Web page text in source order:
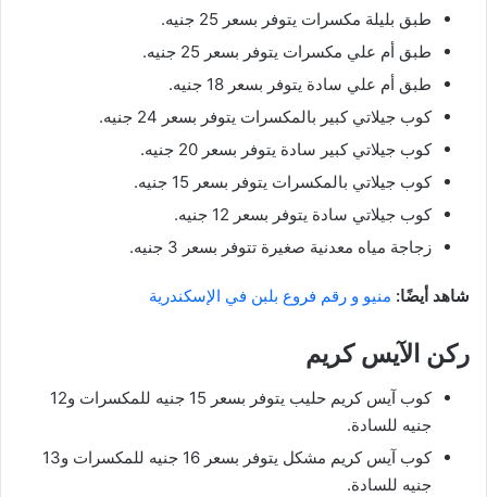
طبق بليلة مكسرات يتوفر بسعر 25 جنيه.
طبق أم علي مكسرات يتوفر بسعر 25 جنيه.
طبق أم علي سادة يتوفر بسعر 18 جنيه.
كوب جيلاتي كبير بالمكسرات يتوفر بسعر 24 جنيه.
كوب جيلاتي كبير سادة يتوفر بسعر 20 جنيه.
كوب جيلاتي بالمكسرات يتوفر بسعر 15 جنيه.
كوب جيلاتي سادة يتوفر بسعر 12 جنيه.
زجاجة مياه معدنية صغيرة تتوفر بسعر 3 جنيه.
شاهد أيضًا: منيو و رقم فروع بلبن في الإسكندرية
ركن الآيس كريم
كوب آيس كريم حليب يتوفر بسعر 15 جنيه للمكسرات و12
جنيه للسادة.
كوب آيس كريم مشكل يتوفر بسعر 16 جنيه للمكسرات و13
جنيه للسادة.